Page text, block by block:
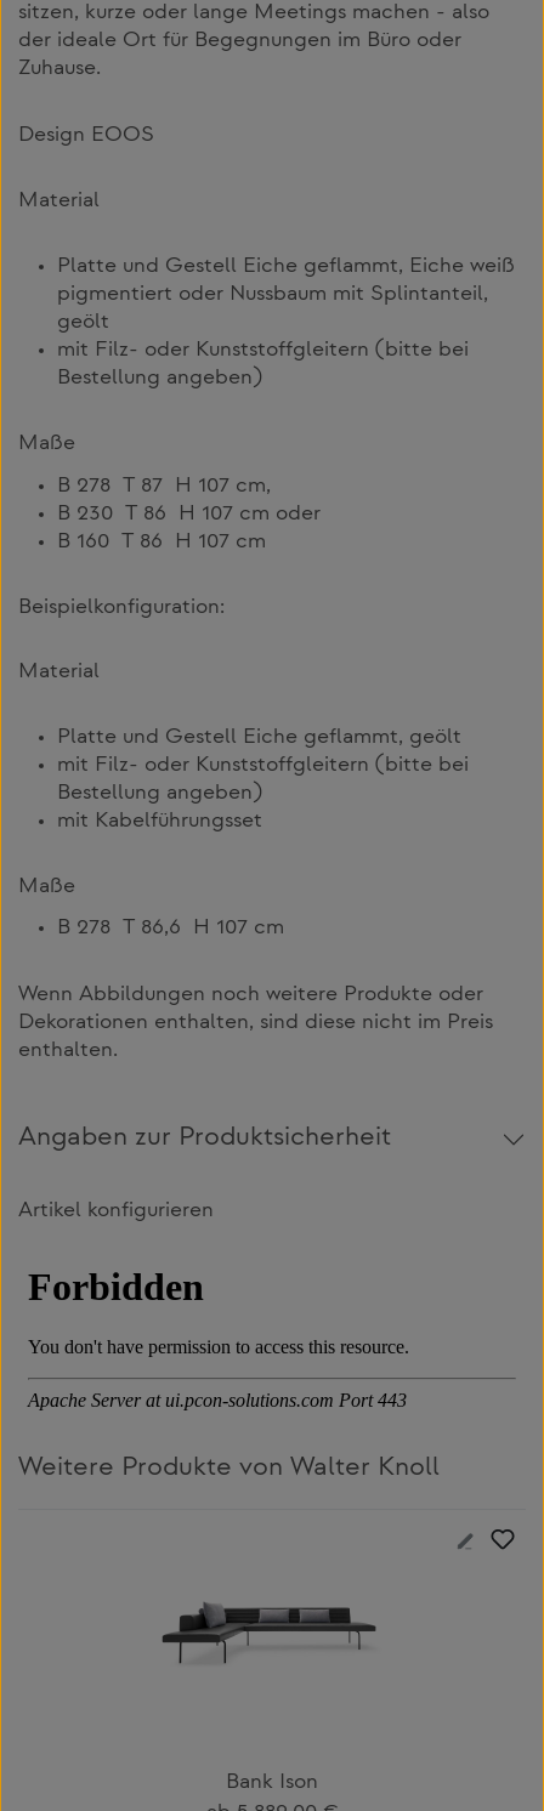
sitzen, kurze oder lange Meetings machen - also
der ideale Ort für Begegnungen im Büro oder
Zuhause.
Design EOOS
Material
Platte und Gestell Eiche geflammt, Eiche weiß
pigmentiert oder Nussbaum mit Splintanteil,
geölt
mit Filz- oder Kunststoffgleitern (bitte bei
Bestellung angeben)
Maße
B 278 T 87 H 107 cm,
B 230 T 86 H 107 cm oder
B 160 T 86 H 107 cm
Beispielkonfiguration:
Material
Platte und Gestell Eiche geflammt, geölt
mit Filz- oder Kunststoffgleitern (bitte bei
Bestellung angeben)
mit Kabelführungsset
Maße
B 278 T 86,6 H 107 cm
Wenn Abbildungen noch weitere Produkte oder
Dekorationen enthalten, sind diese nicht im Preis
enthalten.
Angaben zur Produktsicherheit
Artikel konfigurieren
Weitere Produkte von Walter Knoll
Bank Ison